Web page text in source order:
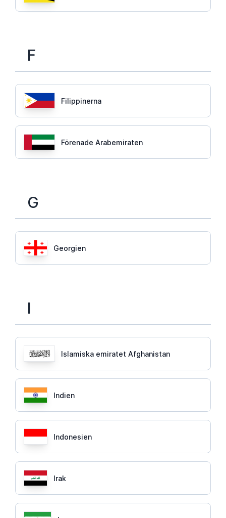
F
Filippinerna
Förenade Arabemiraten
G
Georgien
I
Islamiska emiratet Afghanistan
Indien
Indonesien
Irak